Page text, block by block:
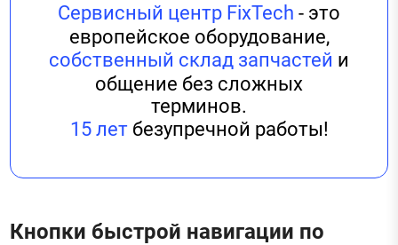
Сервисный центр FixTech - это
европейское оборудование,
собственный склад запчастей и
общение без сложных
терминов.
15 летбезупречной работы!
Кнопки быстрой навигации по